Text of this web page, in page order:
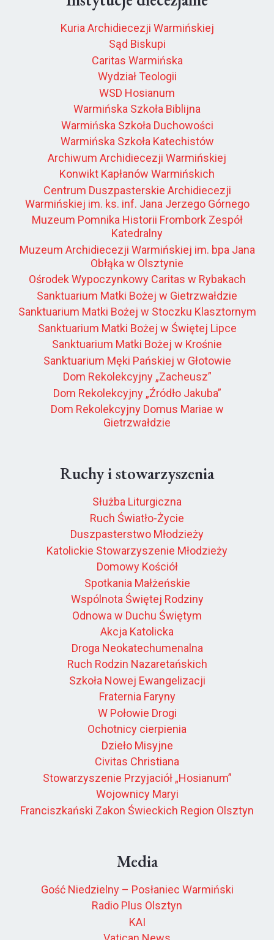
Kuria Archidiecezji Warmińskiej
Sąd Biskupi
Caritas Warmińska
Wydział Teologii
WSD Hosianum
Warmińska Szkoła Biblijna
Warmińska Szkoła Duchowości
Warmińska Szkoła Katechistów
Archiwum Archidiecezji Warmińskiej
Konwikt Kapłanów Warmińskich
Centrum Duszpasterskie Archidiecezji
Warmińskiej im. ks. inf. Jana Jerzego Górnego
Muzeum Pomnika Historii Frombork Zespół
Katedralny
Muzeum Archidiecezji Warmińskiej im. bpa Jana
Obłąka w Olsztynie
Ośrodek Wypoczynkowy Caritas w Rybakach
Sanktuarium Matki Bożej w Gietrzwałdzie
Sanktuarium Matki Bożej w Stoczku Klasztornym
Sanktuarium Matki Bożej w Świętej Lipce
Sanktuarium Matki Bożej w Krośnie
Sanktuarium Męki Pańskiej w Głotowie
Dom Rekolekcyjny „Zacheusz”
Dom Rekolekcyjny „Źródło Jakuba”
Dom Rekolekcyjny Domus Mariae w
Gietrzwałdzie
Ruchy i stowarzyszenia
Służba Liturgiczna
Ruch Światło-Życie
Duszpasterstwo Młodzieży
Katolickie Stowarzyszenie Młodzieży
Domowy Kościół
Spotkania Małżeńskie
Wspólnota Świętej Rodziny
Odnowa w Duchu Świętym
Akcja Katolicka
Droga Neokatechumenalna
Ruch Rodzin Nazaretańskich
Szkoła Nowej Ewangelizacji
Fraternia Faryny
W Połowie Drogi
Ochotnicy cierpienia
Dzieło Misyjne
Civitas Christiana
Stowarzyszenie Przyjaciół „Hosianum”
Wojownicy Maryi
Franciszkański Zakon Świeckich Region Olsztyn
Media
Gość Niedzielny – Posłaniec Warmiński
Radio Plus Olsztyn
KAI